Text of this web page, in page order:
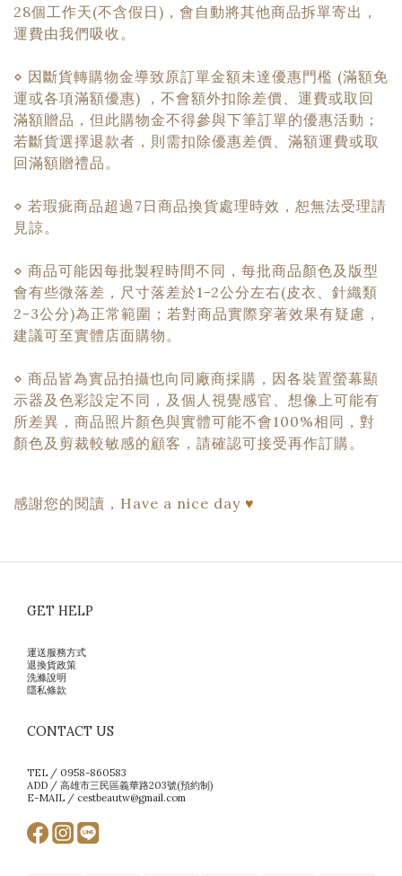
28個工作天(不含假日)，會自動將其他商品拆單寄出，
運費由我們吸收。
⋄ 因斷貨轉購物金導致原訂單金額未達優惠門檻 (滿額免
運或各項滿額優惠) ，不會額外扣除差價、運費或取回
滿額贈品，但此購物金不得參與下筆訂單的優惠活動；
若斷貨選擇退款者，則需扣除優惠差價、滿額運費或取
回滿額贈禮品。
⋄ 若瑕疵商品超過7日商品換貨處理時效，恕無法受理請
見諒。
⋄ 商品可能因每批製程時間不同，每批商品顏色及版型
會有些微落差，尺寸落差於1-2公分左右(皮衣 、 針織類
2-3公分)為正常範圍；若對商品實際穿著效果有疑慮，
建議可至實體店面購物。
⋄ 商品皆為實品拍攝也向同廠商採購，因各裝置螢幕顯
示器及色彩設定不同，及個人視覺感官 、 想像上可能有
所差異，商品照片顏色與實體可能不會100%相同，對
顏色及剪裁較敏感的顧客，請確認可接受再作訂購。
感謝您的閱讀，Have a nice day ♥
GET HELP
運送服務方式
退換貨政策
洗滌說明
隱私條款
CONTACT US
TEL / 0958-860583
ADD / 高雄市三民區義華路203號(預約制)
E-MAIL / cestbeautw@gmail.com